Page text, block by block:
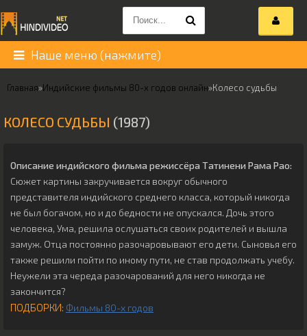
Наше меню (нажмите)
Главная»Индийские фильмы 80-х годов онлайн»Колесо судьбы
КОЛЕСО СУДЬБЫ (1987)
Описание индийского фильма режиссёра Татинени Рама Рао:
Сюжет картины закручивается вокруг обычного
представителя индийского среднего класса, который никогда
не был богачом, но и до бедности не опускался. Дочь этого
человека, Ума, решила ослушаться своих родителей и вышла
замуж. Отца постоянно разочаровывают его дети. Сыновья его
также решили пойти по иному пути, не став продолжать учебу.
Неужели эта череда разочарований для него никогда не
закончится?
ПОДБОРКИ: Фильмы 80-х годов